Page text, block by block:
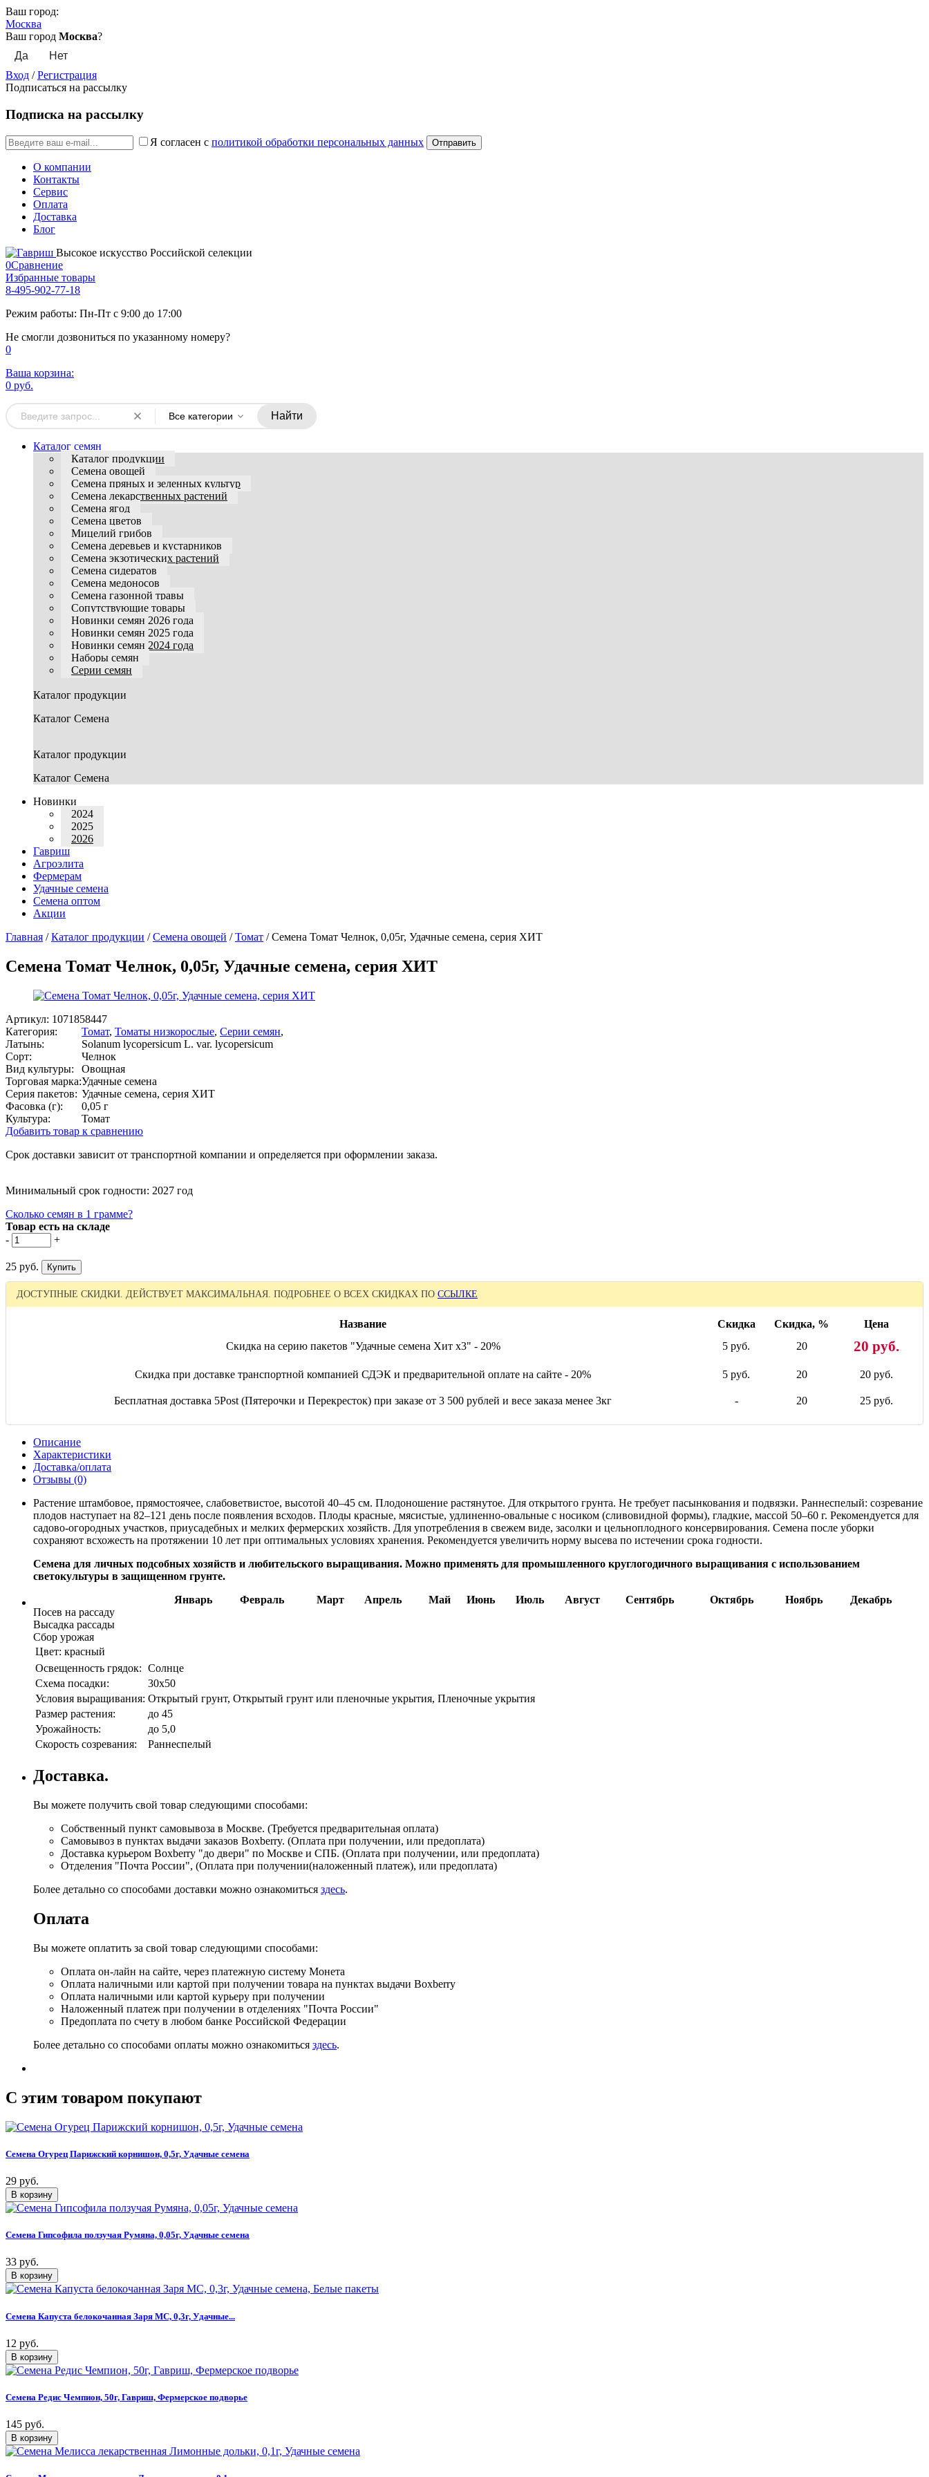
Ваш город:
Москва
Ваш город Москва?
Вход /Регистрация
Подписаться на рассылку
Подписка на рассылку
Я согласен с политикой обработки персональных данных
О компании
Контакты
Сервис
Оплата
Доставка
Блог
Высокое искусство Российской селекции
0Сравнение
Избранные товары
8-495-902-77-18
Режим работы: Пн-Пт с 9:00 до 17:00
Не смогли дозвониться по указанному номеру?
0
Ваша корзина:
0 руб.
Все категории Найти
Каталог семян
Каталог продукции
Семена овощей
Семена пряных и зеленных культур
Семена лекарственных растений
Семена ягод
Семена цветов
Мицелий грибов
Семена деревьев и кустарников
Семена экзотических растений
Семена сидератов
Семена медоносов
Семена газонной травы
Сопутствующие товары
Новинки семян 2026 года
Новинки семян 2025 года
Новинки семян 2024 года
Наборы семян
Серии семян
Каталог продукции
Каталог Семена
Каталог продукции
Каталог Семена
Новинки
2024
2025
2026
Гавриш
Агроэлита
Фермерам
Удачные семена
Семена оптом
Акции
Главная /Каталог продукции /Семена овощей /Томат /Семена Томат Челнок, 0,05г, Удачные семена, серия ХИТ
Семена Томат Челнок, 0,05г, Удачные семена, серия ХИТ
Артикул: 1071858447
Категория:
Томат, Томаты низкорослые, Серии семян,
Латынь:
Solanum lycopersicum L. var. lycopersicum
Сорт:
Челнок
Вид культуры:
Овощная
Торговая марка:Удачные семена
Серия пакетов: Удачные семена, серия ХИТ
Фасовка (г):
0,05 г
Культура:
Томат
Добавить товар к сравнению
Срок доставки зависит от транспортной компании и определяется при оформлении заказа.
Минимальный срок годности: 2027 год
Сколько семян в 1 грамме?
Товар есть на складе
-
+
25 руб.
ДОСТУПНЫЕ СКИДКИ. ДЕЙСТВУЕТ МАКСИМАЛЬНАЯ. ПОДРОБНЕЕ О ВСЕХ СКИДКАХ ПО ССЫЛКЕ
Название Скидка Скидка, %
Цена
Скидка на серию пакетов "Удачные семена Хит x3" - 20%
5 руб. 20 20 руб.
Скидка при доставке транспортной компанией СДЭК и предварительной оплате на сайте - 20% 5 руб. 20 20 руб.
Бесплатная доставка 5Post (Пятерочки и Перекресток) при заказе от 3 500 рублей и весе заказа менее 3кг - 20 25 руб.
Описание
Характеристики
Доставка/оплата
Отзывы (0)
Растение штамбовое, прямостоячее, слабоветвистое, высотой 40–45 см. Плодоношение растянутое. Для открытого грунта. Не требует пасынкования и подвязки. Раннеспелый: созревание
плодов наступает на 82–121 день после появления всходов. Плоды красные, мясистые, удлиненно-овальные с носиком (сливовидной формы), гладкие, массой 50–60 г. Рекомендуется для
садово-огородных участков, приусадебных и мелких фермерских хозяйств. Для употребления в свежем виде, засолки и цельноплодного консервирования. Семена после уборки
сохраняют всхожесть на протяжении 10 лет при оптимальных условиях хранения. Рекомендуется увеличить норму высева по истечении срока годности.
Семена для личных подсобных хозяйств и любительского выращивания. Можно применять для промышленного круглогодичного выращивания с использованием
светокультуры в защищенном грунте.
Январь
Февраль Март Апрель Май Июнь Июль Август Сентябрь Октябрь Ноябрь
Декабрь
Посев на рассаду
Высадка рассады
Сбор урожая
Цвет: красный
Освещенность грядок: Солнце
Схема посадки:
30х50
Условия выращивания: Открытый грунт, Открытый грунт или пленочные укрытия, Пленочные укрытия
Размер растения:
до 45
Урожайность:
до 5,0
Скорость созревания:
Раннеспелый
Доставка.
Вы можете получить свой товар следующими способами:
Собственный пункт самовывоза в Москве. (Требуется предварительная оплата)
Самовывоз в пунктах выдачи заказов Boxberry. (Оплата при получении, или предоплата)
Доставка курьером Boxberry "до двери" по Москве и СПБ. (Оплата при получении, или предоплата)
Отделения "Почта России", (Оплата при получении(наложенный платеж), или предоплата)
Более детально со способами доставки можно ознакомиться здесь.
Оплата
Вы можете оплатить за свой товар следующими способами:
Оплата он-лайн на сайте, через платежную систему Монета
Оплата наличными или картой при получении товара на пунктах выдачи Boxberry
Оплата наличными или картой курьеру при получении
Наложенный платеж при получении в отделениях "Почта России"
Предоплата по счету в любом банке Российской Федерации
Более детально со способами оплаты можно ознакомиться здесь.
C этим товаром покупают
Семена Огурец Парижский корнишон, 0,5г, Удачные семена
29 руб.
Семена Гипсофила ползучая Румяна, 0,05г, Удачные семена
33 руб.
Семена Капуста белокочанная Заря МС, 0,3г, Удачные...
12 руб.
Семена Редис Чемпион, 50г, Гавриш, Фермерское подворье
145 руб.